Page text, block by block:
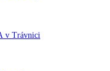
v Trávnici